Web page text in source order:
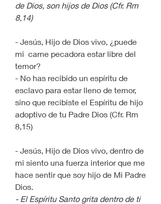
de Dios, son hijos de Dios (Cfr. Rm
8,14)
- Jesús, Hijo de Dios vivo, ¿puede
mi  carne pecadora estar libre del
temor?
- No has recibido un espíritu de
esclavo para estar lleno de temor,
sino que recibiste el Espíritu de hijo
adoptivo de tu Padre Dios (Cfr. Rm
8,15)
- Jesús, Hijo de Dios vivo, dentro de
mi siento una fuerza interior que me
hace sentir que soy hijo de Mi Padre
Dios.
- El Espíritu Santo grita dentro de ti